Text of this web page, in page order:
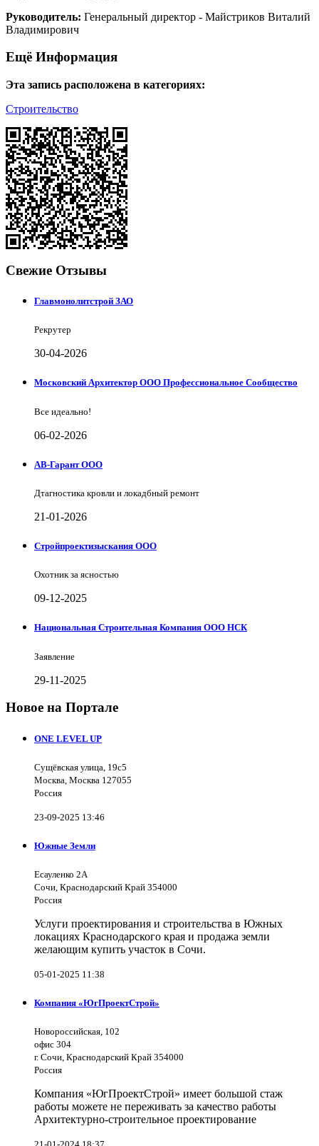
Руководитель: Генеральный директор - Майстриков Виталий
Владимирович
Ещё Информация
Эта запись расположена в категориях:
Строительство
Свежие Отзывы
Главмонолитстрой ЗАО
Рекрутер
30-04-2026
Московский Архитектор ООО Профессиональное Сообщество
Все идеально!
06-02-2026
АВ-Гарант ООО
Дтагностика кровли и локадбный ремонт
21-01-2026
Стройпроектизыскания ООО
Охотник за ясностью
09-12-2025
Национальная Строительная Компания ООО НСК
Заявление
29-11-2025
Новое на Портале
ONE LEVEL UP
Сущёвская улица, 19с5
Москва, Москва 127055
Россия
23-09-2025 13:46
Южные Земли
Есауленко 2А
Сочи, Краснодарский Край 354000
Россия
Услуги проектирования и строительства в Южных
локациях Краснодарского края и продажа земли
желающим купить участок в Сочи.
05-01-2025 11:38
Компания «ЮгПроектСтрой»
Новороссийская, 102
офис 304
г. Сочи, Краснодарский Край 354000
Россия
Компания «ЮгПроектСтрой» имеет большой стаж
работы можете не переживать за качество работы
Архитектурно-строительное проектирование